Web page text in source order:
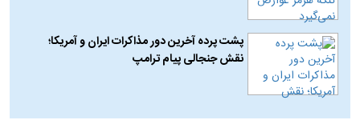
پشت پرده آخرین دور مذاکرات ایران و آمریکا؛
نقش جنجالی پیام ترامپ